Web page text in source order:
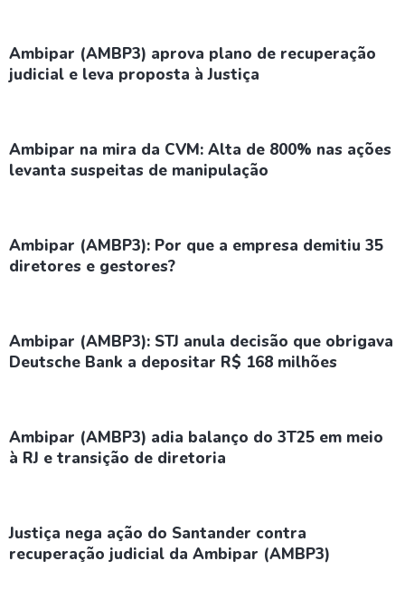
Ambipar (AMBP3) aprova plano de recuperação
judicial e leva proposta à Justiça
Ambipar na mira da CVM: Alta de 800% nas ações
levanta suspeitas de manipulação
Ambipar (AMBP3): Por que a empresa demitiu 35
diretores e gestores?
Ambipar (AMBP3): STJ anula decisão que obrigava
Deutsche Bank a depositar R$ 168 milhões
Ambipar (AMBP3) adia balanço do 3T25 em meio
à RJ e transição de diretoria
Justiça nega ação do Santander contra
recuperação judicial da Ambipar (AMBP3)